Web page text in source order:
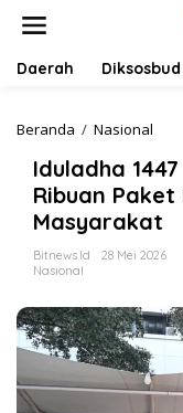
Daerah Diksosbud
Beranda / Nasional
u
l
a
d
h
4
4
H
,
Iduladha
Ribuan
Masyarakat
Bitnews.id
28 Mei 2026
Nasional